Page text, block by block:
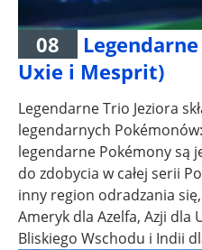
08
Uxie i Mesprit)
Legendarne Trio Jeziora
legendarnych
legendarne Pokémony są
do zdobycia w całej serii
inny region odradzania
Ameryk dla Azelfa, Azji dla
Bliskiego Wschodu i Indii